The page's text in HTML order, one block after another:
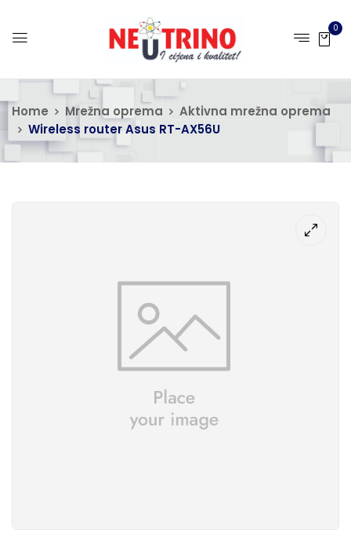
0
Home Mrežna oprema
Aktivna mrežna oprema
Wireless router Asus RT-AX56U